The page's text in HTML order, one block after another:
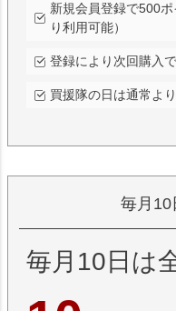
新規会員登録で500
り利用可能）
登録により次回購入
買援隊の日は通常よ
毎月10
毎月10日は